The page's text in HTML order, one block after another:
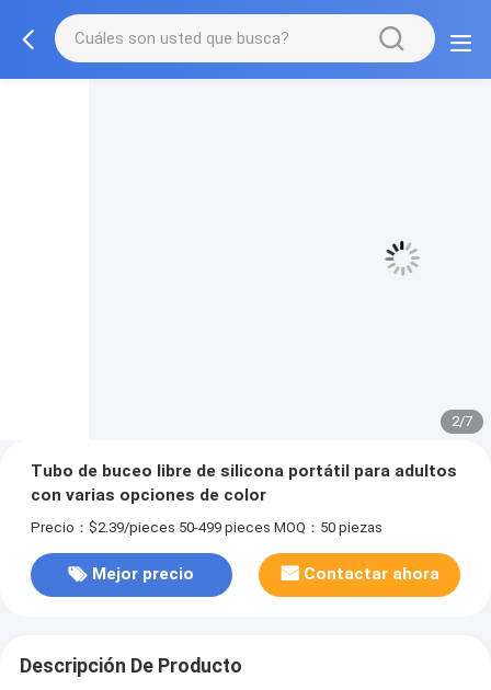
3/7
Tubo de buceo libre de silicona portátil para adultos
con varias opciones de color
Precio：$2.39/pieces 50-499 pieces MOQ：50 piezas
Mejor precio Contactar ahora
Descripción De Producto